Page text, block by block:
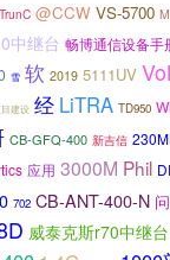
TrunC @CCW VS-5700
中继台 畅博通信设备手
雪 软 2019 5111UV
建设 经 LiTRA TD950
CB-GFQ-400 新吉信
应用 3000M Phil
702 CB-ANT-400-N 问
威泰克斯r70中继台